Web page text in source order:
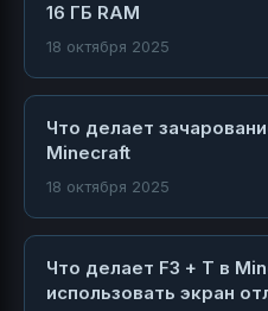
16 ГБ RAM
18 октября 2025
Что делает
Minecraft
18 октября 2025
Что делает F3 + T в
использовать экран